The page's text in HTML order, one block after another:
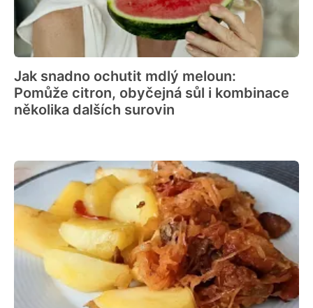
Jak snadno ochutit mdlý meloun:
Pomůže citron, obyčejná sůl i kombinace
několika dalších surovin